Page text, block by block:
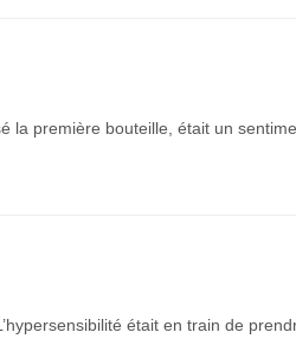
la première bouteille, était un
était en train de